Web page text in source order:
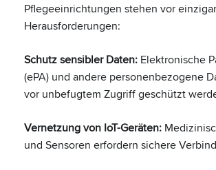
Pflegeeinrichtungen stehen vor
Herausforderungen:
Schutz sensibler Daten: Elektronische
(ePA) und andere personenbezogene
vor unbefugtem Zugriff geschützt
Vernetzung von IoT-Geräten:
und Sensoren erfordern sichere